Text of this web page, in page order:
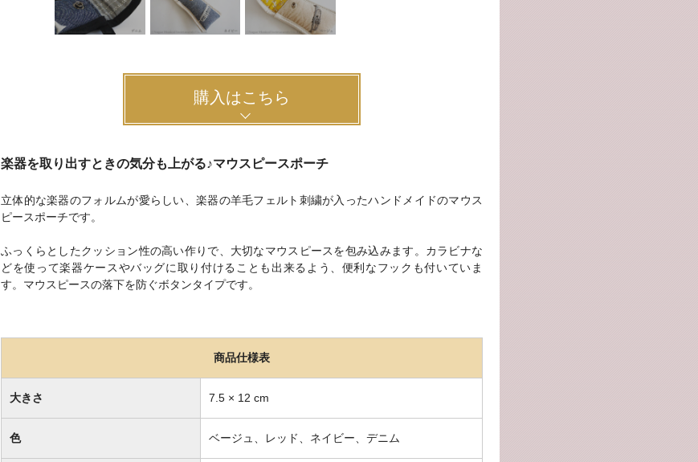
購入はこちら
楽器を取り出すときの気分も上がる♪マウスピースポーチ
立体的な楽器のフォルムが愛らしい、楽器の羊毛フェルト刺繍が入ったハンドメイドのマウス
ピースポーチです。
ふっくらとしたクッション性の高い作りで、大切なマウスピースを包み込みます。カラビナな
どを使って楽器ケースやバッグに取り付けることも出来るよう、便利なフックも付いていま
す。マウスピースの落下を防ぐボタンタイプです。
商品仕様表
大きさ 7.5 × 12 cm
色 ベージュ、レッド、ネイビー、デニム